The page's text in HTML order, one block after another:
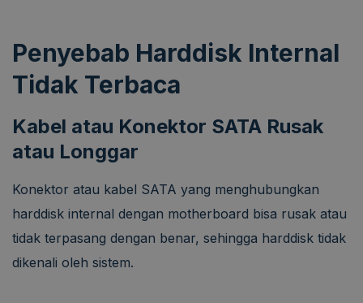
Penyebab Harddisk Internal
Tidak Terbaca
Kabel atau Konektor SATA Rusak
atau Longgar
Konektor atau kabel SATA yang menghubungkan
harddisk internal dengan motherboard bisa rusak atau
tidak terpasang dengan benar, sehingga harddisk tidak
dikenali oleh sistem.